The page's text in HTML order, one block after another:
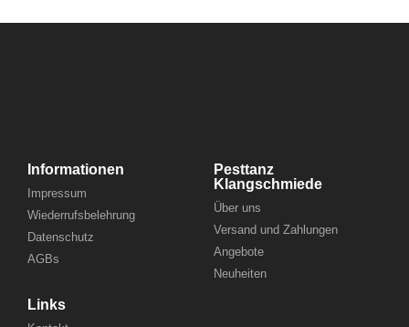
Informationen
Impressum
Wiederrufsbelehrung
Datenschutz
AGBs
Pesttanz
Klangschmiede
Über uns
Versand und Zahlungen
Angebote
Neuheiten
Links